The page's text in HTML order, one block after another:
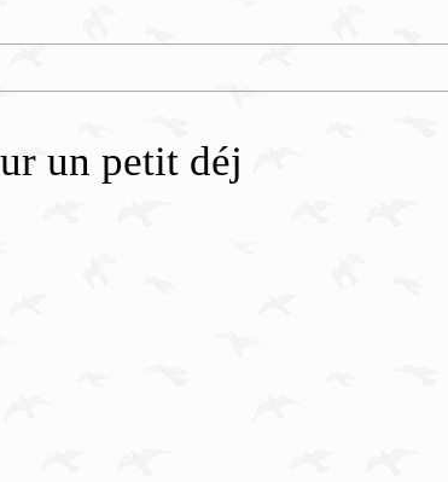
un petit déj